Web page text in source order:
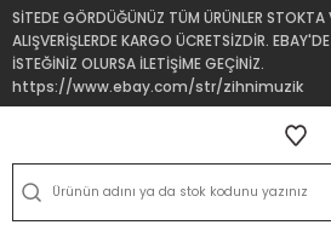
SİTEDE GÖRDÜĞÜNÜZ TÜM ÜRÜNLER
ALIŞVERİŞLERDE KARGO ÜCRETSİZDİR.
İSTEĞİNİZ OLURSA İLETİŞİME GEÇİNİZ.
https://www.ebay.com/str/zihnimuzik